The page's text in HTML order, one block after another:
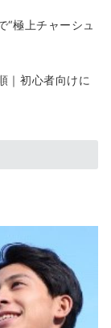
“極上チャーシュ
｜初心者向けに